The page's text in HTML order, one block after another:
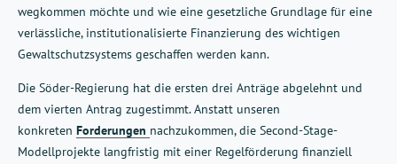
wegkommen möchte und wie eine gesetzliche Grundlage für eine
verlässliche, institutionalisierte Finanzierung des wichtigen
Gewaltschutzsystems geschaffen werden kann.
Die Söder-Regierung hat die ersten drei Anträge abgelehnt und
dem vierten Antrag zugestimmt. Anstatt unseren
konkreten Forderungen nachzukommen, die Second-Stage-
Modellprojekte langfristig mit einer Regelförderung finanziell